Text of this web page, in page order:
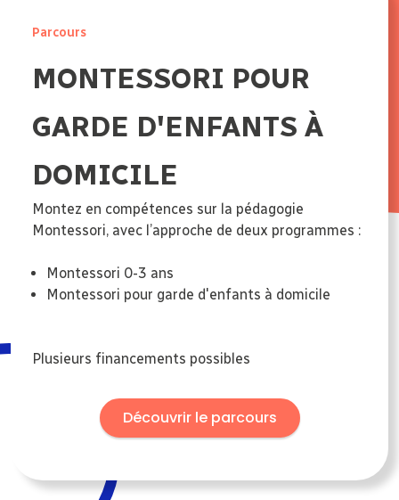
Parcours
MONTESSORI POUR
GARDE D'ENFANTS À
DOMICILE
Montez en compétences sur la pédagogie
Montessori, avec l’approche de deux programmes :
Montessori 0-3 ans
Montessori pour garde d'enfants à domicile
Plusieurs financements possibles
Découvrir le parcours